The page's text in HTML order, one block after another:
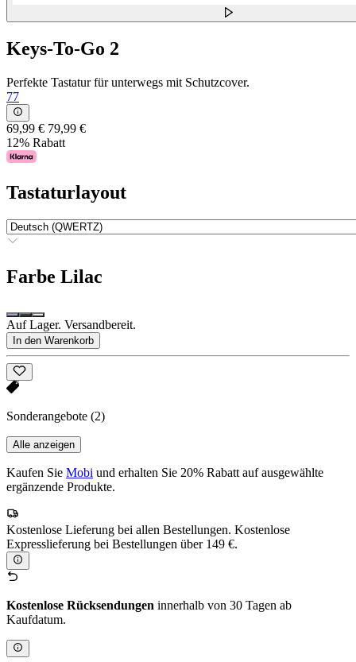
Keys-To-Go 2
Perfekte Tastatur für unterwegs mit Schutzcover.
77
69,99 € 79,99 €
12% Rabatt
Tastaturlayout
Farbe Lilac
Auf Lager. Versandbereit.
In den Warenkorb
Sonderangebote (2)
Alle anzeigen
Kaufen Sie Mobi und erhalten Sie 20% Rabatt auf ausgewählte
ergänzende Produkte.
Kostenlose Lieferung bei allen Bestellungen. Kostenlose
Expresslieferung bei Bestellungen über 149 €.
Kostenlose Rücksendungen innerhalb von 30 Tagen ab
Kaufdatum.